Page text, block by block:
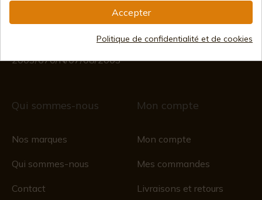
Du lundi au vendredi de 09h00 à 15h00
CIF : ES B44193092 · Immatriculée au registre du
2003/670/N/07/08/2003
Qui sommes-nous
Nos marques
Qui sommes-nous
Contact
Mon compte
Mon compte
Mes commandes
Livraisons et retours
Accepter
Politique de confidentialité et de cookies